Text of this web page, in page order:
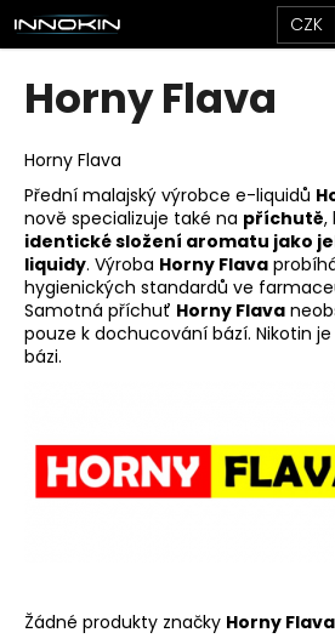
Přejít
na
obsah
CZK
Horny Flava
Horny Flava
Přední malajský výrobce e-liquidů
nově specializuje také na příchutě,
identické složení aromatu jako
liquidy. Výroba Horny Flava
hygienických standardů ve
Samotná příchuť Horny Flava
pouze k dochucování bází. Nikotin
bázi.
Žádné produkty značky Horny Flava
K
o
o
p
o
t
ř
e
b
e
e
j